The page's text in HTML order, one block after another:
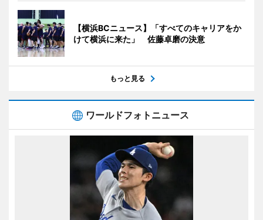
【横浜BCニュース】「すべてのキャリアをか
けて横浜に来た」 佐藤卓磨の決意
もっと見る
ワールドフォトニュース